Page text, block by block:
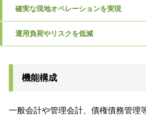
確実な現地オペレーションを実現
運用負荷やリスクを低減
機能構成
一般会計や管理会計、債権債務管理